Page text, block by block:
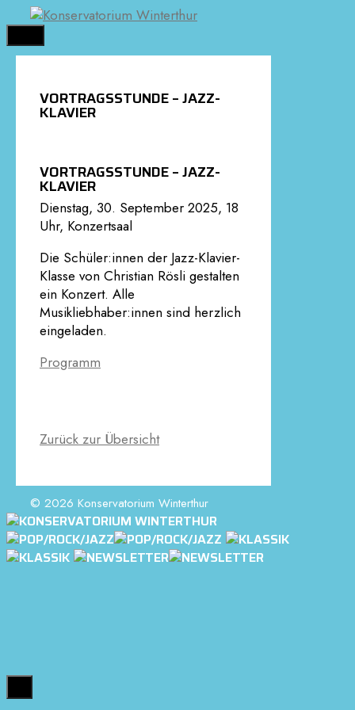
Springe
zum
Inhalt
VORTRAGSSTUNDE – JAZZ-
KLAVIER
VORTRAGSSTUNDE – JAZZ-
KLAVIER
Dienstag, 30. September 2025, 18
Uhr, Konzertsaal
Die Schüler:innen der Jazz-Klavier-
Klasse von Christian Rösli gestalten
ein Konzert. Alle
Musikliebhaber:innen sind herzlich
eingeladen.
Programm
Zurück zur Übersicht
© 2026 Konservatorium Winterthur
Close